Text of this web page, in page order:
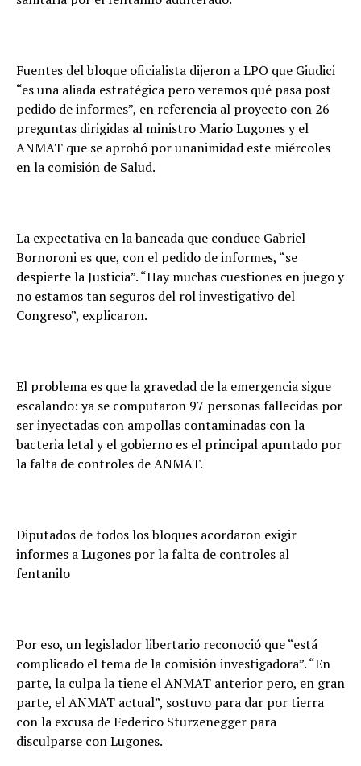
Fuentes del bloque oficialista dijeron a LPO que Giudici
“es una aliada estratégica pero veremos qué pasa post
pedido de informes”, en referencia al proyecto con 26
preguntas dirigidas al ministro Mario Lugones y el
ANMAT que se aprobó por unanimidad este miércoles
en la comisión de Salud.
La expectativa en la bancada que conduce Gabriel
Bornoroni es que, con el pedido de informes, “se
despierte la Justicia”. “Hay muchas cuestiones en juego y
no estamos tan seguros del rol investigativo del
Congreso”, explicaron.
El problema es que la gravedad de la emergencia sigue
escalando: ya se computaron 97 personas fallecidas por
ser inyectadas con ampollas contaminadas con la
bacteria letal y el gobierno es el principal apuntado por
la falta de controles de ANMAT.
Diputados de todos los bloques acordaron exigir
informes a Lugones por la falta de controles al
fentanilo
Por eso, un legislador libertario reconoció que “está
complicado el tema de la comisión investigadora”. “En
parte, la culpa la tiene el ANMAT anterior pero, en gran
parte, el ANMAT actual”, sostuvo para dar por tierra
con la excusa de Federico Sturzenegger para
disculparse con Lugones.